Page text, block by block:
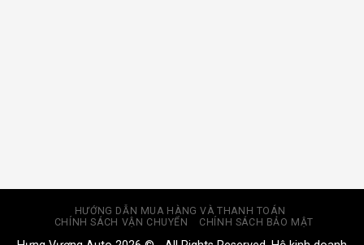
HƯỚNG DẪN MUA HÀNG VÀ THANH TOÁN
CHÍNH SÁCH VẬN CHUYỂN
CHÍNH SÁCH BẢO MẬT